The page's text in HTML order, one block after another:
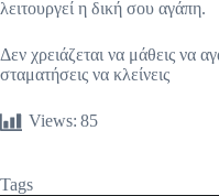
λειτουργεί η δική σου αγάπη.
Δεν χρειάζεται να μάθεις να
σταματήσεις να κλείνεις
Views: 85
Tags